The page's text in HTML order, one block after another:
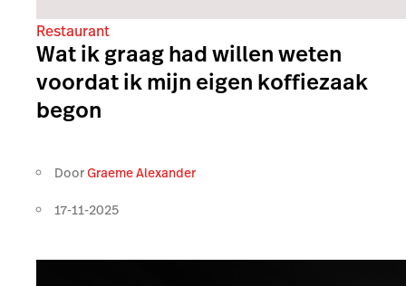
Restaurant
Wat ik graag had willen weten
voordat ik mijn eigen koffiezaak
begon
DoorGraeme Alexander
17-11-2025